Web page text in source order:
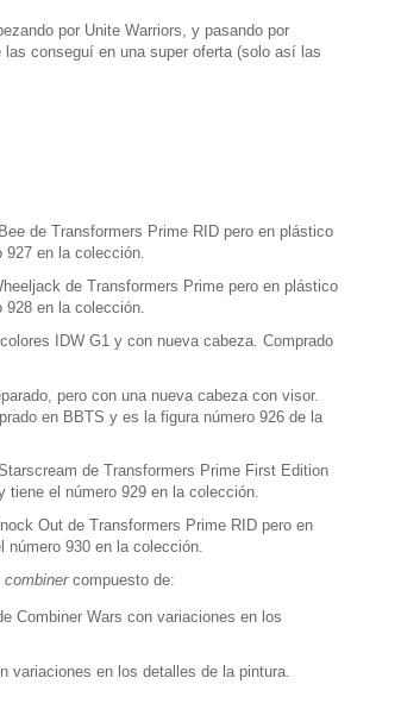
por Unite Warriors, y pasando por
conseguí en una super oferta (solo así las
de Transformers Prime RID pero en plástico
927 en la colección.
de Transformers Prime pero en plástico
928 en la colección.
IDW G1 y con nueva cabeza. Comprado
pero con una nueva cabeza con visor.
en BBTS y es la figura número 926 de la
de Transformers Prime First Edition
tiene el número 929 en la colección.
Out de Transformers Prime RID pero en
número 930 en la colección.
combinercompuesto de:
Combiner Wars con variaciones en los
variaciones en los detalles de la pintura.